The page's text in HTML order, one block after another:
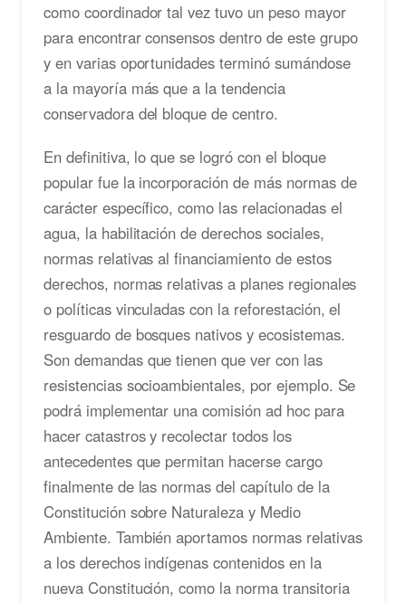
como coordinador tal vez tuvo un peso mayor
para encontrar consensos dentro de este grupo
y en varias oportunidades terminó sumándose
a la mayoría más que a la tendencia
conservadora del bloque de centro.
En definitiva, lo que se logró con el bloque
popular fue la incorporación de más normas de
carácter específico, como las relacionadas el
agua, la habilitación de derechos sociales,
normas relativas al financiamiento de estos
derechos, normas relativas a planes regionales
o políticas vinculadas con la reforestación, el
resguardo de bosques nativos y ecosistemas.
Son demandas que tienen que ver con las
resistencias socioambientales, por ejemplo. Se
podrá implementar una comisión ad hoc para
hacer catastros y recolectar todos los
antecedentes que permitan hacerse cargo
finalmente de las normas del capítulo de la
Constitución sobre Naturaleza y Medio
Ambiente. También aportamos normas relativas
a los derechos indígenas contenidos en la
nueva Constitución, como la norma transitoria